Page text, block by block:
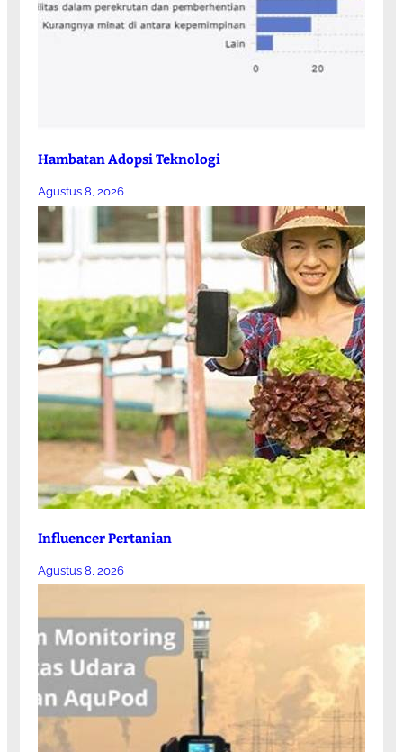
Hambatan Adopsi Teknologi
Agustus 8, 2026
Influencer Pertanian
Agustus 8, 2026